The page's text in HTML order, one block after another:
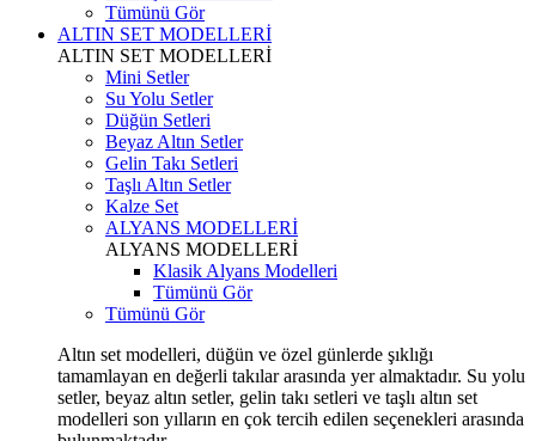
Tümünü Gör
ALTIN SET MODELLERİ
ALTIN SET MODELLERİ
Mini Setler
Su Yolu Setler
Düğün Setleri
Beyaz Altın Setler
Gelin Takı Setleri
Taşlı Altın Setler
Kalze Set
ALYANS MODELLERİ
ALYANS MODELLERİ
Klasik Alyans Modelleri
Tümünü Gör
Tümünü Gör
Altın set modelleri, düğün ve özel günlerde şıklığı
tamamlayan en değerli takılar arasında yer almaktadır. Su yolu
setler, beyaz altın setler, gelin takı setleri ve taşlı altın set
modelleri son yılların en çok tercih edilen seçenekleri arasında